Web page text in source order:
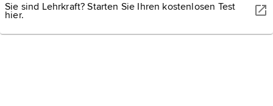
Sie sind Lehrkraft? Starten Sie Ihren kostenlosen Test
hier.